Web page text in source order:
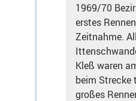
1969/70
erstes
Zeitnahme.
Kleß waren
beim Strecke
großes